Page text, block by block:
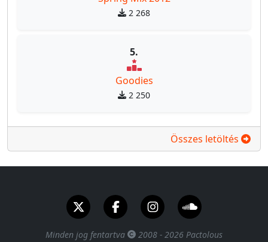
2 268
5.
Goodies
2 250
Összes letöltés
Minden jog fentartva
2008 - 2026 Pactolous